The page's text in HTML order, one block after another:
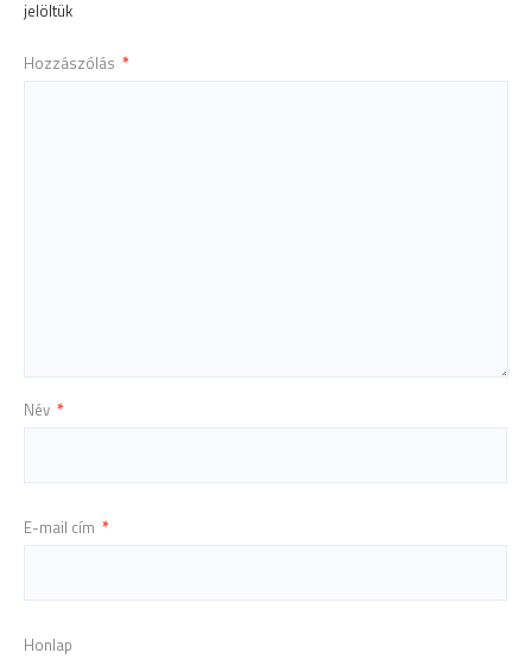
jelöltük
Hozzászólás *
Név *
E-mail cím *
Honlap